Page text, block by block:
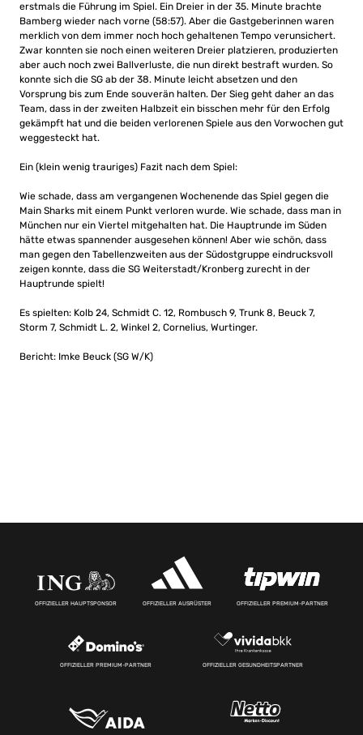
erstmals die Führung im Spiel. Ein Dreier in der 35. Minute brachte
Bamberg wieder nach vorne (58:57). Aber die Gastgeberinnen waren
merklich von dem immer noch hoch gehaltenen Tempo verunsichert.
Zwar konnten sie noch einen weiteren Dreier platzieren, produzierten
aber auch noch zwei Ballverluste, die nun direkt bestraft wurden. So
konnte sich die SG ab der 38. Minute leicht absetzen und den
Vorsprung bis zum Ende souverän halten. Der Sieg geht daher an das
Team, dass in der zweiten Halbzeit ein bisschen mehr für den Erfolg
gekämpft hat und die beiden verlorenen Spiele aus den Vorwochen gut
weggesteckt hat.
Ein (klein wenig trauriges) Fazit nach dem Spiel:
Wie schade, dass am vergangenen Wochenende das Spiel gegen die
Main Sharks mit einem Punkt verloren wurde. Wie schade, dass man in
München nur ein Viertel mitgehalten hat. Die Hauptrunde im Süden
hätte etwas spannender ausgesehen können! Aber wie schön, dass
man gegen den Tabellenzweiten aus der Südostgruppe eindrucksvoll
zeigen konnte, dass die SG Weiterstadt/Kronberg zurecht in der
Hauptrunde spielt!
Es spielten: Kolb 24, Schmidt C. 12, Rombusch 9, Trunk 8, Beuck 7,
Storm 7, Schmidt L. 2, Winkel 2, Cornelius, Wurtinger.
Bericht: Imke Beuck (SG W/K)
OFFIZIELLER HAUPTSPONSOR OFFIZIELLER AUSRÜSTER OFFIZIELLER PREMIUM-PARTNER
OFFIZIELLER PREMIUM-PARTNER OFFIZIELLER GESUNDHEITSPARTNER